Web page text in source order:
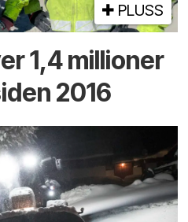
PLUSS
1,4 millioner
2016